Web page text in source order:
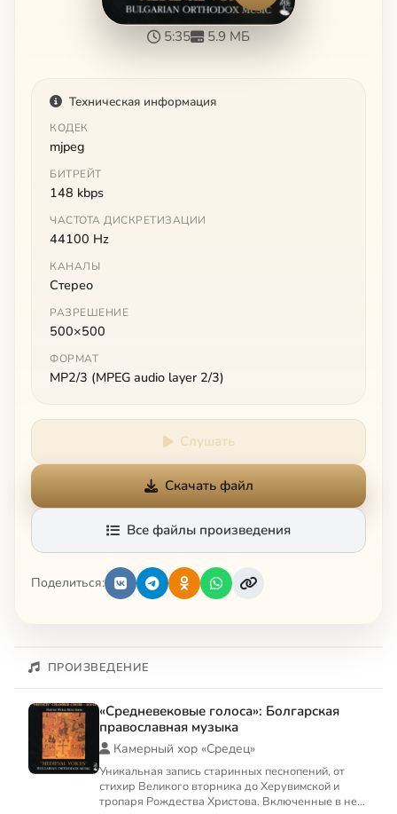
5:35 5.9 МБ
Техническая информация
КОДЕК
mjpeg
БИТРЕЙТ
148 kbps
ЧАСТОТА ДИСКРЕТИЗАЦИИ
44100 Hz
КАНАЛЫ
Стерео
РАЗРЕШЕНИЕ
500×500
ФОРМАТ
MP2/3 (MPEG audio layer 2/3)
Слушать
Скачать файл
Все файлы произведения
Поделиться:
ПРОИЗВЕДЕНИЕ
«Средневековые голоса»: Болгарская
православная музыка
Камерный хор «Средец»
Уникальная запись старинных песнопений, от
стихир Великого вторника до Херувимской и
тропаря Рождества Христова. Включенные в него